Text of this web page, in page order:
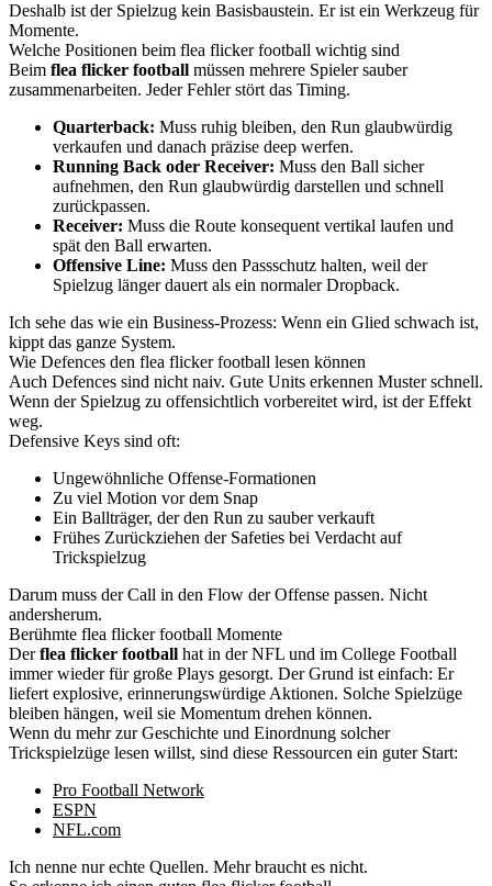
Deshalb ist der Spielzug kein Basisbaustein. Er ist ein Werkzeug für
Momente.
Welche Positionen beim flea flicker football wichtig sind
Beim flea flicker football müssen mehrere Spieler sauber
zusammenarbeiten. Jeder Fehler stört das Timing.
Quarterback: Muss ruhig bleiben, den Run glaubwürdig
verkaufen und danach präzise deep werfen.
Running Back oder Receiver: Muss den Ball sicher
aufnehmen, den Run glaubwürdig darstellen und schnell
zurückpassen.
Receiver: Muss die Route konsequent vertikal laufen und
spät den Ball erwarten.
Offensive Line: Muss den Passschutz halten, weil der
Spielzug länger dauert als ein normaler Dropback.
Ich sehe das wie ein Business-Prozess: Wenn ein Glied schwach ist,
kippt das ganze System.
Wie Defences den flea flicker football lesen können
Auch Defences sind nicht naiv. Gute Units erkennen Muster schnell.
Wenn der Spielzug zu offensichtlich vorbereitet wird, ist der Effekt
weg.
Defensive Keys sind oft:
Ungewöhnliche Offense-Formationen
Zu viel Motion vor dem Snap
Ein Ballträger, der den Run zu sauber verkauft
Frühes Zurückziehen der Safeties bei Verdacht auf
Trickspielzug
Darum muss der Call in den Flow der Offense passen. Nicht
andersherum.
Berühmte flea flicker football Momente
Derflea flicker football hat in der NFL und im College Football
immer wieder für große Plays gesorgt. Der Grund ist einfach: Er
liefert explosive, erinnerungswürdige Aktionen. Solche Spielzüge
bleiben hängen, weil sie Momentum drehen können.
Wenn du mehr zur Geschichte und Einordnung solcher
Trickspielzüge lesen willst, sind diese Ressourcen ein guter Start:
Pro Football Network
ESPN
NFL.com
Ich nenne nur echte Quellen. Mehr braucht es nicht.